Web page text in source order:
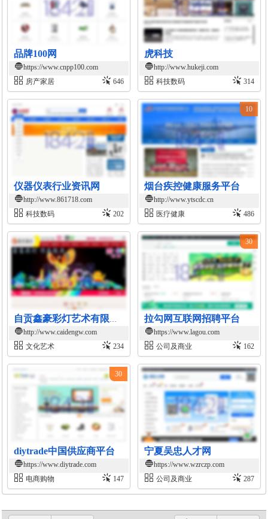
品牌100网
https://www.cnpp100.com
房产家居
646
虎科技
http://www.hukeji.com
科技数码
314
仪器仪表行业资讯网
http://www.861718.com
科技数码
202
烟台疾控健康服务平台
http://www.ytscdc.cn
医疗健康
486
10
自贡鑫豪彩灯艺术有限公司官网
http://www.caidengw.com
文化艺术
234
拉勾网互联网招聘平台
https://www.lagou.com
公司及商业
162
30
diytrade中国供应商平台
https://www.diytrade.com
电商购物
147
30
宁夏吴忠人才网
https://www.wzrczp.com
公司及商业
287